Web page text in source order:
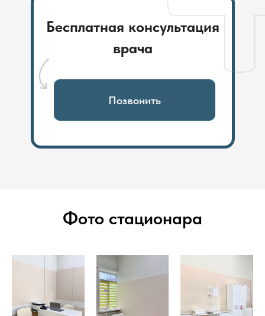
Бесплатная консультация
врача
Фото стационара